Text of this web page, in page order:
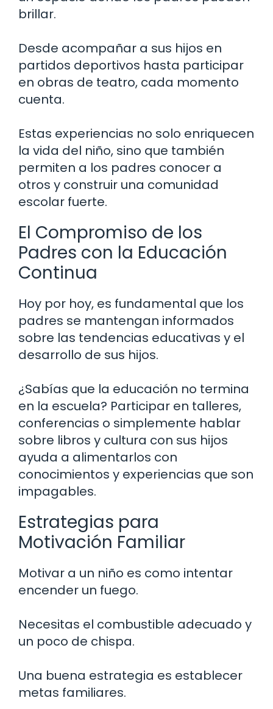
brillar.
Desde acompañar a sus hijos en
partidos deportivos hasta participar
en obras de teatro, cada momento
cuenta.
Estas experiencias no solo enriquecen
la vida del niño, sino que también
permiten a los padres conocer a
otros y construir una comunidad
escolar fuerte.
El Compromiso de los
Padres con la Educación
Continua
Hoy por hoy, es fundamental que los
padres se mantengan informados
sobre las tendencias educativas y el
desarrollo de sus hijos.
¿Sabías que la educación no termina
en la escuela? Participar en talleres,
conferencias o simplemente hablar
sobre libros y cultura con sus hijos
ayuda a alimentarlos con
conocimientos y experiencias que son
impagables.
Estrategias para
Motivación Familiar
Motivar a un niño es como intentar
encender un fuego.
Necesitas el combustible adecuado y
un poco de chispa.
Una buena estrategia es establecer
metas familiares.